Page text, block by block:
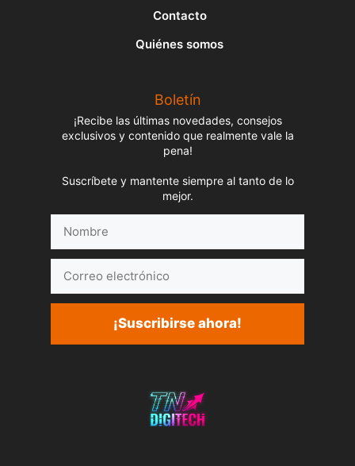
Contacto
Quiénes somos
Boletín
¡Recibe las últimas novedades, consejos
exclusivos y contenido que realmente vale la
pena!
Suscríbete y mantente siempre al tanto de lo
mejor.
electrónico
¡Suscribirse ahora!